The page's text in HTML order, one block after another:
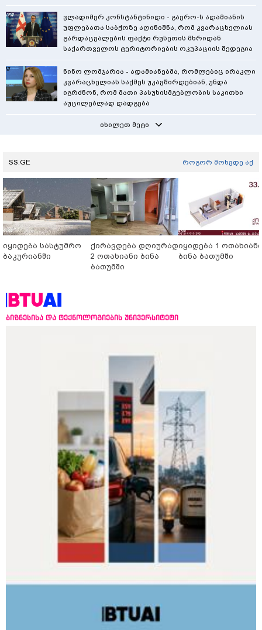
ვლადიმერ კონსტანტინიდი - გაერო-ს ადამიანის
უფლებათა საბჭოზე აღინიშნა, რომ კვარაცხელიას
გარდაცვალების ფაქტი რუსეთის მხრიდან
საქართველოს ტერიტორიების ოკუპაციის შედეგია
ნინო ლომჯარია - ადამიანებმა, რომლებიც ირაკლი
კვარაცხელიას საქმეს უკავშირდებიან, უნდა
იგრძნონ, რომ მათი პასუხისმგებლობის საკითხი
აუცილებლად დადგება
იხილეთ მეტი
SS.GE როგორ მოხვდე აქ
იყიდება სასტუმრო
ბაკურიანში
ქირავდება დღიურად
2 ოთახიანი ბინა
ბათუმში
იყიდება 1 ოთახიანი
ბინა ბათუმში
ბიზნესისა და ტექნოლოგიების უნივერსიტეტი